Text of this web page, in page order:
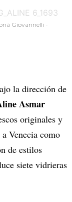
Giovannelli -
la dirección de
Asmar
originales y
Venecia como
de estilos
siete vidrieras